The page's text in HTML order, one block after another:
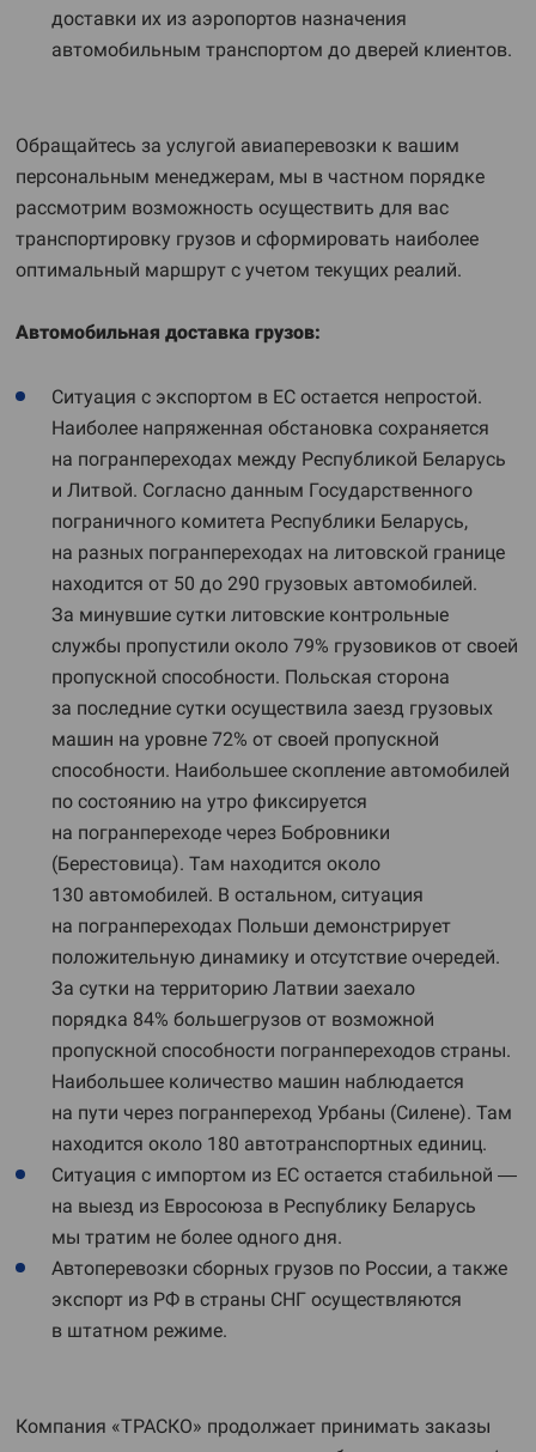
доставки их из аэропортов назначения
автомобильным транспортом до дверей клиентов.
Обращайтесь за услугой авиаперевозки к вашим
персональным менеджерам, мы в частном порядке
рассмотрим возможность осуществить для вас
транспортировку грузов и сформировать наиболее
оптимальный маршрут с учетом текущих реалий.
Автомобильная доставка грузов:
Ситуация с экспортом в ЕС остается непростой.
Наиболее напряженная обстановка сохраняется
на погранпереходах между Республикой Беларусь
и Литвой. Согласно данным Государственного
пограничного комитета Республики Беларусь,
на разных погранпереходах на литовской границе
находится от 50 до 290 грузовых автомобилей.
За минувшие сутки литовские контрольные
службы пропустили около 79% грузовиков от своей
пропускной способности. Польская сторона
за последние сутки осуществила заезд грузовых
машин на уровне 72% от своей пропускной
способности. Наибольшее скопление автомобилей
по состоянию на утро фиксируется
на погранпереходе через Бобровники
(Берестовица). Там находится около
130 автомобилей. В остальном, ситуация
на погранпереходах Польши демонстрирует
положительную динамику и отсутствие очередей.
За сутки на территорию Латвии заехало
порядка 84% большегрузов от возможной
пропускной способности погранпереходов страны.
Наибольшее количество машин наблюдается
на пути через погранпереход Урбаны (Силене). Там
находится около 180 автотранспортных единиц.
Ситуация с импортом из ЕС остается стабильной —
на выезд из Евросоюза в Республику Беларусь
мы тратим не более одного дня.
Автоперевозки сборных грузов по России, а также
экспорт из РФ в страны СНГ осуществляются
в штатном режиме.
Компания «ТРАСКО» продолжает принимать заказы